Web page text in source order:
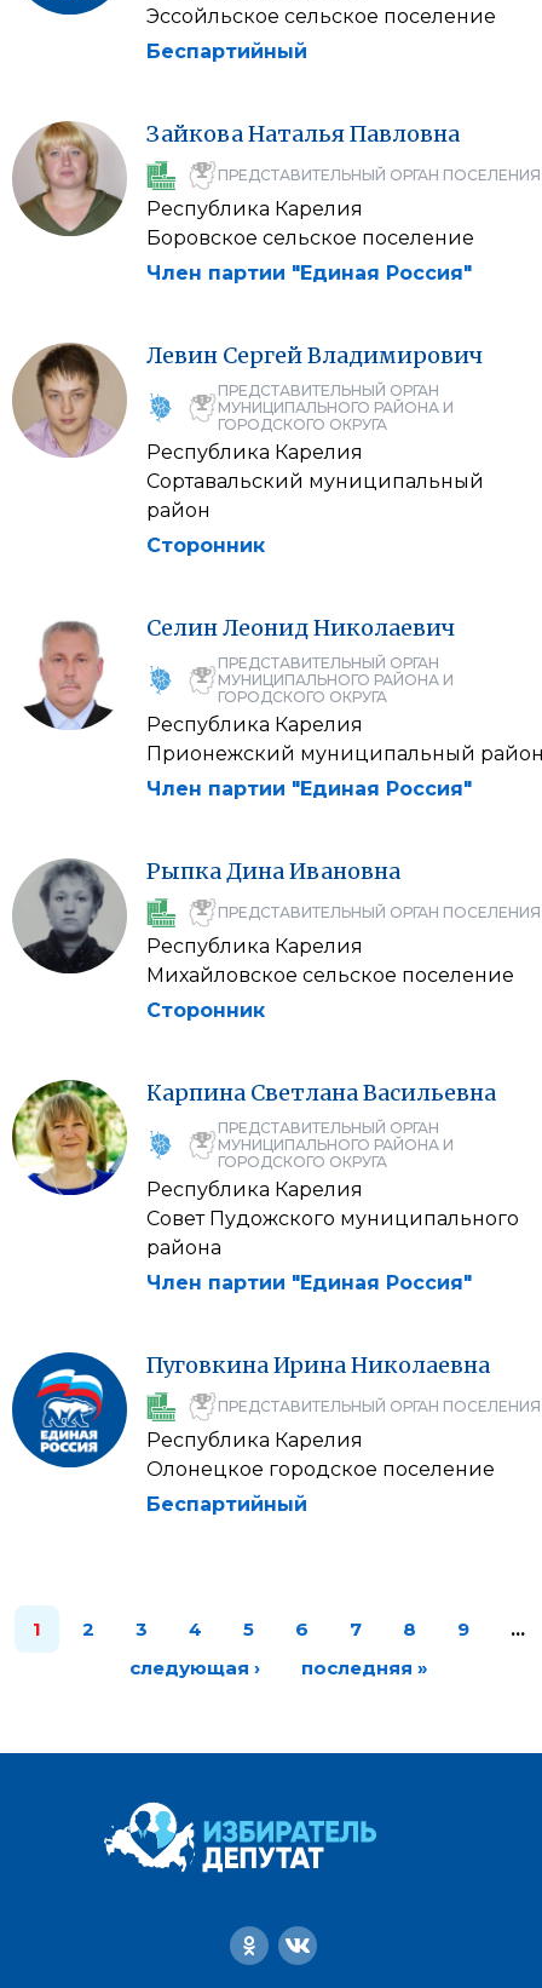
Эссойльское сельское поселение
Беспартийный
ЗайковаНатальяПавловна
ПРЕДСТАВИТЕЛЬНЫЙ ОРГАН ПОСЕЛЕНИЯ
Республика Карелия
Боровское сельское поселение
Член партии "Единая Россия"
Левин СергейВладимирович
ПРЕДСТАВИТЕЛЬНЫЙ ОРГАН
МУНИЦИПАЛЬНОГО РАЙОНА И
ГОРОДСКОГО ОКРУГА
Республика Карелия
Сортавальский муниципальный
район
Сторонник
СелинЛеонидНиколаевич
ПРЕДСТАВИТЕЛЬНЫЙ ОРГАН
МУНИЦИПАЛЬНОГО РАЙОНА И
ГОРОДСКОГО ОКРУГА
Республика Карелия
Прионежский муниципальный
Член партии "Единая Россия"
РыпкаДинаИвановна
ПРЕДСТАВИТЕЛЬНЫЙ ОРГАН ПОСЕЛЕНИЯ
Республика Карелия
Михайловское сельское поселение
Сторонник
Карпина СветланаВасильевна
ПРЕДСТАВИТЕЛЬНЫЙ ОРГАН
МУНИЦИПАЛЬНОГО РАЙОНА И
ГОРОДСКОГО ОКРУГА
Республика Карелия
Совет Пудожского муниципального
района
Член партии "Единая Россия"
ПуговкинаИринаНиколаевна
ПРЕДСТАВИТЕЛЬНЫЙ ОРГАН ПОСЕЛЕНИЯ
Республика Карелия
Олонецкое городское поселение
Беспартийный
1 2 3 4 5 6 7 8 9
…
следующая ›
последняя »